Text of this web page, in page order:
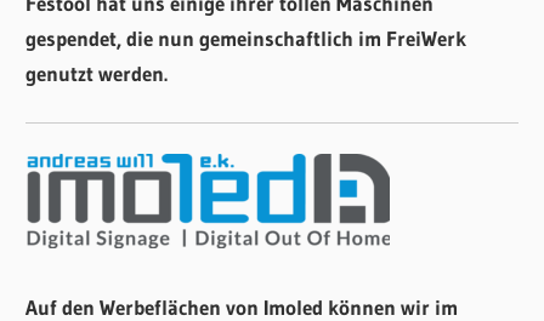
gespendet, die nun gemeinschaftlich im FreiWerk
genutzt werden.
Auf den Werbeflächen von Imoled können wir im